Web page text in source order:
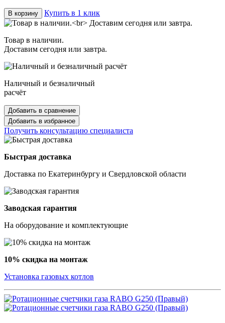
В корзину Купить в 1 клик
Товар в наличии.
Доставим сегодня или завтра.
Наличный и безналичный
расчёт
Добавить в сравнение
Добавить в избранное
Получить консультацию специалиста
Быстрая доставка
Доставка по Екатеринбургу и Свердловской области
Заводская гарантия
На оборудование и комплектующие
10% скидка на монтаж
Установка газовых котлов